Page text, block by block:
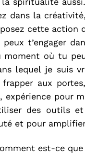
dans la
cette action
peux t’engager
moment où tu
lequel je suis
frapper aux
expérience pour
des outils
et pour
est-ce que